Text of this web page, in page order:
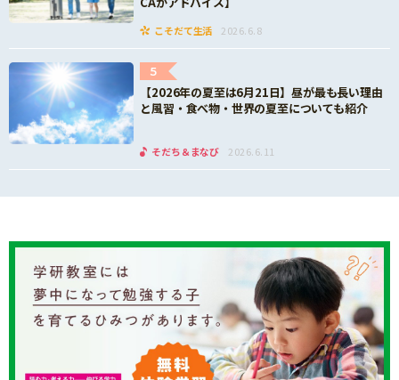
こそだて生活 2026.6.8
5
【2026年の夏至は6月21日】昼が最も長い理由
と風習・食べ物・世界の夏至についても紹介
そだち＆まなび 2026.6.11